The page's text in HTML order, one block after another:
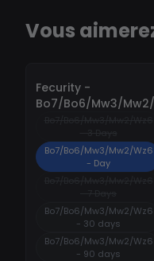
Vous
Fecurity -
Bo7/Bo6/Mw3/Mw2/
Bo7/Bo6/Mw3/Mw2/Wz6
- Day
Bo7/Bo6/Mw3/Mw2/Wz6
- 30 days
Bo7/Bo6/Mw3/Mw2/Wz6
- 90 days